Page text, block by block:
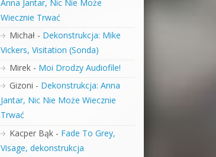
Anna Jantar, Nic Nie Może
Wiecznie Trwać
Michał- Dekonstrukcja: Mike
Vickers, Visitation (Sonda)
Mirek- Moi Drodzy Audiofile!
Gizoni - Dekonstrukcja: Anna
Jantar, Nic Nie Może Wiecznie
Trwać
Kacper Bąk- Fade To Grey,
Visage, dekonstrukcja